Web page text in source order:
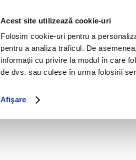
Acest site utilizează cookie-uri
Folosim cookie-uri pentru a
pentru a analiza traficul. De
informații cu privire la modul în care
de dvs. sau culese în urma folosirii
Afişare